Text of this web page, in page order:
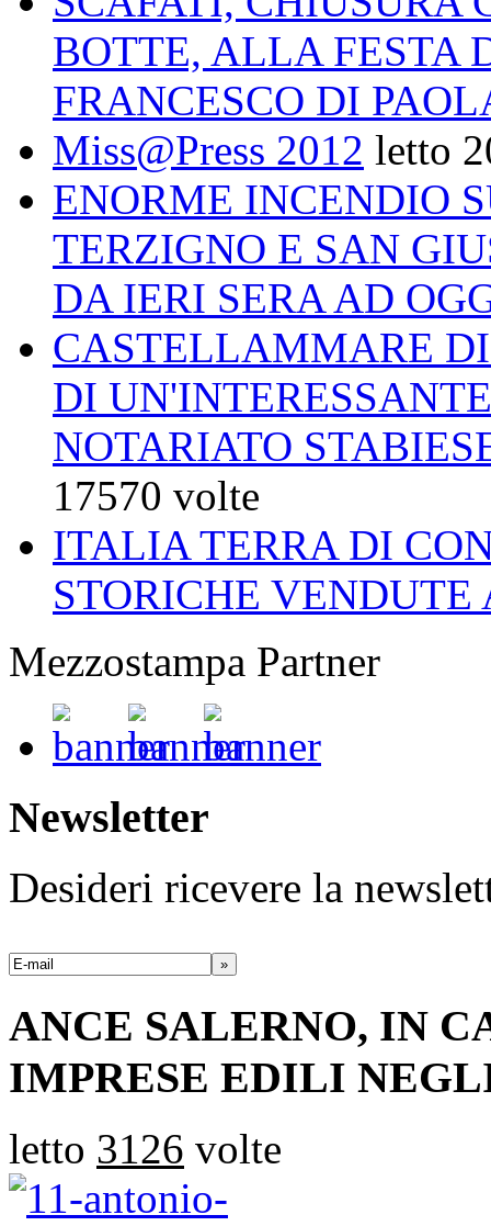
BOTTE, ALLA FESTA
FRANCESCO DI
Miss@Press 2012 letto
ENORME INCENDIO
TERZIGNO E SAN
DA IERI SERA AD
CASTELLAMMARE
DI
NOTARIATO
17570 volte
ITALIA TERRA DI
STORICHE VENDUTE
Mezzostampa Partner
Newsletter
Desideri ricevere la
»
ANCE SALERNO, IN
IMPRESE EDILI
letto 3126 volte